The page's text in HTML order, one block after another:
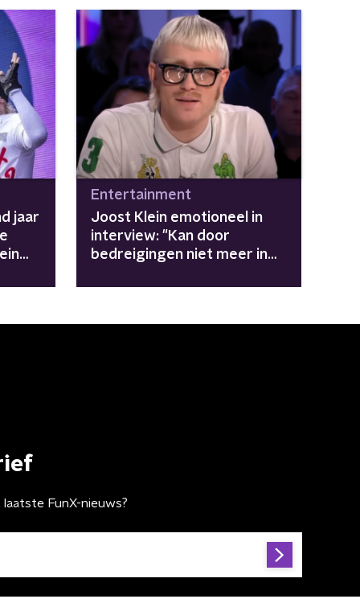
jaar
Entertainment
Joost Klein emotioneel in
interview: "Kan door
bedreigingen niet meer in
FunX-nieuws?